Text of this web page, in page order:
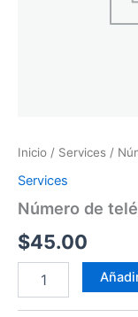
Inicio / Services /
Services
Número de
$45.00